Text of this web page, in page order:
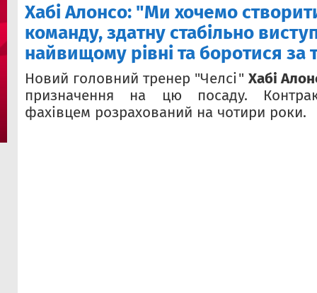
Хабі Алонсо: "Ми хочемо
команду, здатну стабільно
найвищому рівні та боротися за
Новий головний тренер "Челсі" Хабі
призначення на цю посаду.
фахівцем розрахований на чотири роки.